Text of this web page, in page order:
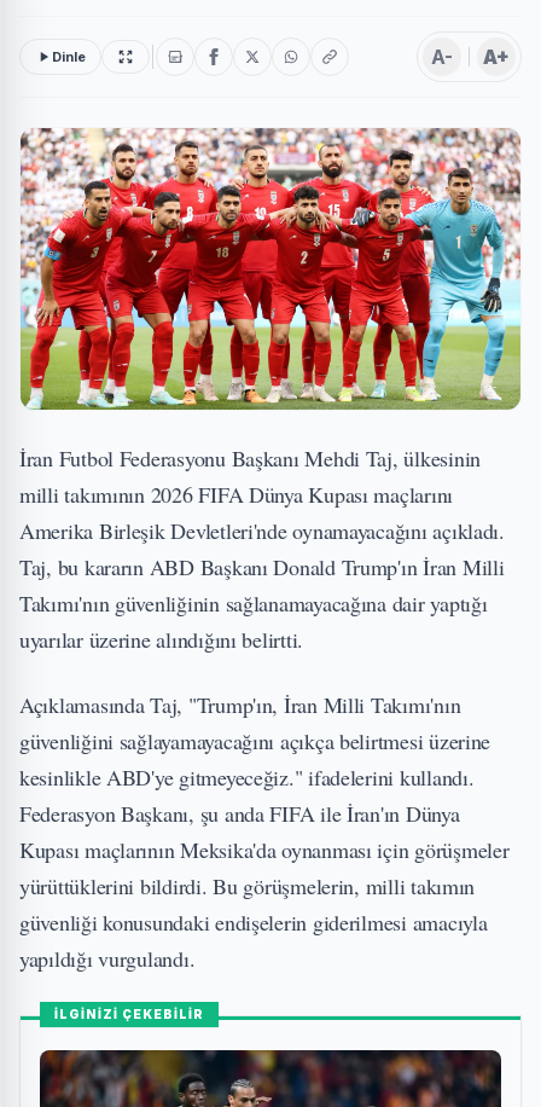
Dinle A- A+
İran Futbol Federasyonu Başkanı Mehdi Taj, ülkesinin
milli takımının 2026 FIFA Dünya Kupası maçlarını
Amerika Birleşik Devletleri'nde oynamayacağını açıkladı.
Taj, bu kararın ABD Başkanı Donald Trump'ın İran Milli
Takımı'nın güvenliğinin sağlanamayacağına dair yaptığı
uyarılar üzerine alındığını belirtti.
Açıklamasında Taj, "Trump'ın, İran Milli Takımı'nın
güvenliğini sağlayamayacağını açıkça belirtmesi üzerine
kesinlikle ABD'ye gitmeyeceğiz." ifadelerini kullandı.
Federasyon Başkanı, şu anda FIFA ile İran'ın Dünya
Kupası maçlarının Meksika'da oynanması için görüşmeler
yürüttüklerini bildirdi. Bu görüşmelerin, milli takımın
güvenliği konusundaki endişelerin giderilmesi amacıyla
yapıldığı vurgulandı.
İLGİNİZİ ÇEKEBİLİR